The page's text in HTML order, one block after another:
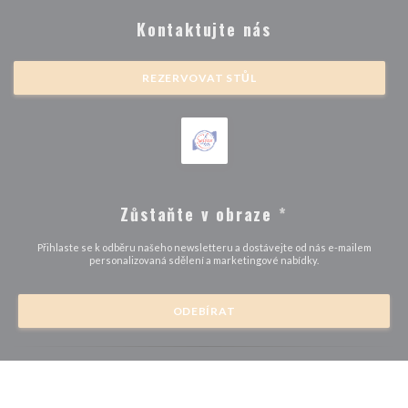
Kontaktujte nás
REZERVOVAT STŮL
Zůstaňte v obraze *
Přihlaste se k odběru našeho newsletteru a dostávejte od nás e-mailem
personalizovaná sdělení a marketingové nabídky.
ODEBÍRAT